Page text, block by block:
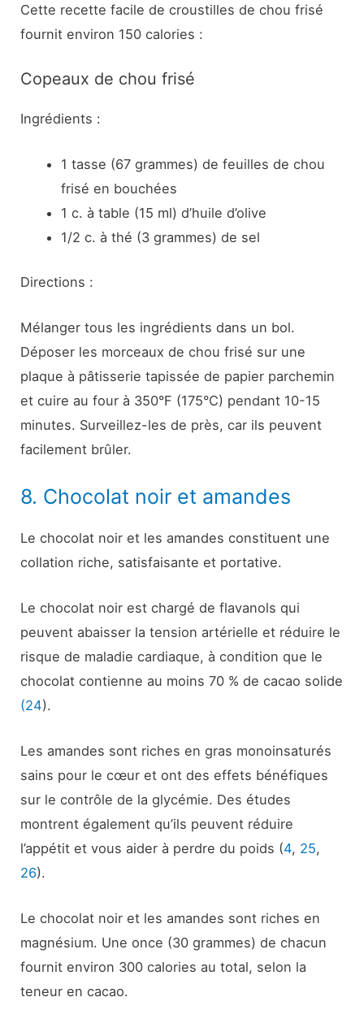
Cette recette facile de croustilles de chou frisé
fournit environ 150 calories :
Copeaux de chou frisé
Ingrédients :
1 tasse (67 grammes) de feuilles de chou
frisé en bouchées
1 c. à table (15 ml) d’huile d’olive
1/2 c. à thé (3 grammes) de sel
Directions :
Mélanger tous les ingrédients dans un bol.
Déposer les morceaux de chou frisé sur une
plaque à pâtisserie tapissée de papier parchemin
et cuire au four à 350°F (175°C) pendant 10-15
minutes. Surveillez-les de près, car ils peuvent
facilement brûler.
8. Chocolat noir et amandes
Le chocolat noir et les amandes constituent une
collation riche, satisfaisante et portative.
Le chocolat noir est chargé de flavanols qui
peuvent abaisser la tension artérielle et réduire le
risque de maladie cardiaque, à condition que le
chocolat contienne au moins 70 % de cacao solide
(24).
Les amandes sont riches en gras monoinsaturés
sains pour le cœur et ont des effets bénéfiques
sur le contrôle de la glycémie. Des études
montrent également qu’ils peuvent réduire
l’appétit et vous aider à perdre du poids (4, 25,
26).
Le chocolat noir et les amandes sont riches en
magnésium. Une once (30 grammes) de chacun
fournit environ 300 calories au total, selon la
teneur en cacao.